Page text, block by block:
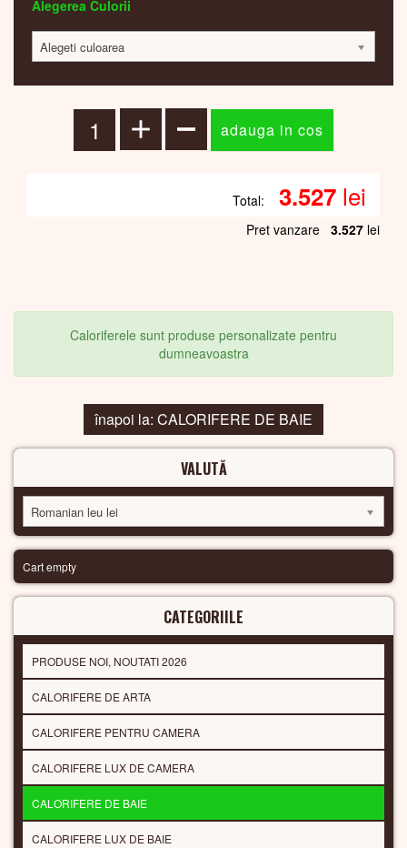
Alegerea Culorii
Alegeti culoarea
Total: 3.527 lei
Pret vanzare 3.527 lei
Caloriferele sunt produse personalizate pentru
dumneavoastra
înapoi la: CALORIFERE DE BAIE
VALUTĂ
Romanian leu lei
Cart empty
CATEGORIILE
PRODUSE NOI, NOUTATI 2026
CALORIFERE DE ARTA
CALORIFERE PENTRU CAMERA
CALORIFERE LUX DE CAMERA
CALORIFERE DE BAIE
CALORIFERE LUX DE BAIE